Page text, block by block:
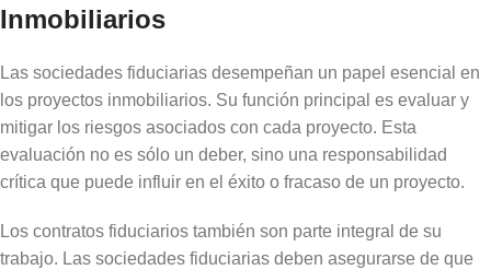
Inmobiliarios
Las sociedades fiduciarias desempeñan un papel esencial en
los proyectos inmobiliarios. Su función principal es evaluar y
mitigar los riesgos asociados con cada proyecto. Esta
evaluación no es sólo un deber, sino una responsabilidad
crítica que puede influir en el éxito o fracaso de un proyecto.
Los contratos fiduciarios también son parte integral de su
trabajo. Las sociedades fiduciarias deben asegurarse de que